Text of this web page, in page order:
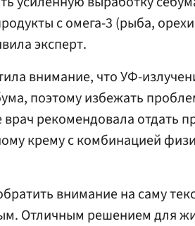
с омега-3 (рыба,
эксперт.
внимание, что УФ-
поэтому избежать
рекомендовала отдать
крему с комбинацией
внимание на саму
Отличным решением для